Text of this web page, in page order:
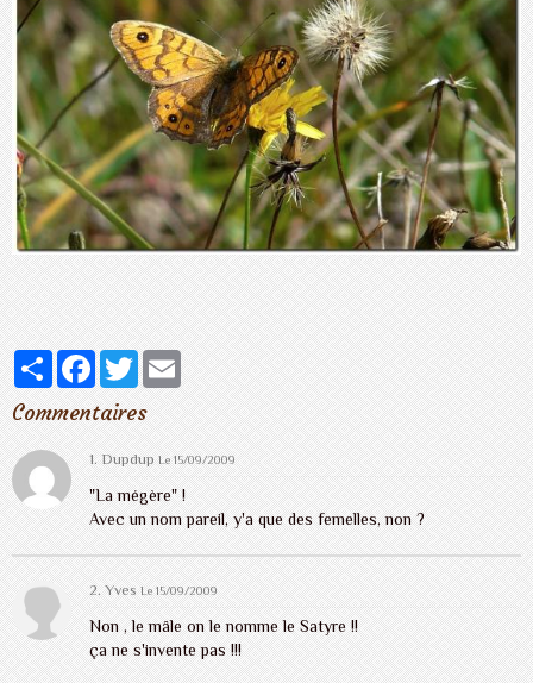
PartagerFacebook
TwitterEmail
Commentaires
1.Dupdup Le 15/09/2009
"La mégère" !
Avec un nom pareil, y'a que des femelles, non ?
2. YvesLe 15/09/2009
Non , le mâle on le nomme le Satyre !!
ça ne s'invente pas !!!